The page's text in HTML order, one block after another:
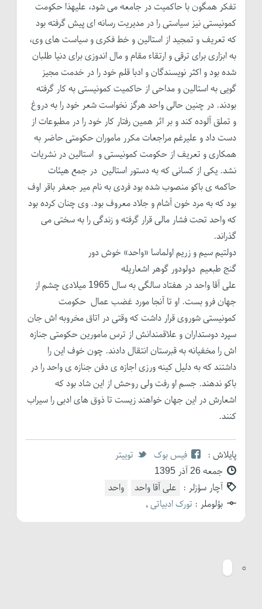
تفکر همگون با حاکمیت در جامعه می شود، علیهذا حکومت
کمونیستی نیز سیاستی را در مدیریت رسانه ای پیش گرفته بود
که تعریف و تمجید از استالین و خط فکری و سیاست های وی،
به ابزاری برای ترقی و ارتقاء مقام و مال اندوزی برای دنیا طلبان
شده بود و اکثر نویسندگان و ادبا قلم خود را در خدمت مجیز
گویی به استالین و مداحی از حاکمیت کمونیستی به کار گرفته
بودند. در چنین حالی واحد هرگز نخواست شعر خود را به دروغ
و تملق آلوده کند و بر اثر همین رفتار کار خود را در مطبوعات از
دست داد و علیرغم مراجعات مکرر ماموران حکومتی حاضر به
همکاری و تعریف از حکومت کمونیستی و استالین در نشریات
نشد. یکی از کسانی که به دستور استالین در جمع هیئات
حاکمه ی باکو منصوب شده بود فردی به نام میر جعفر باقر اوف
بود که به مرد خون آشام و جلاد معروف بود. وی چنان کرده بود
که واحد تحت فشار مالی قرار گرفته و زندگی را به سختی می
گذراند.
دولتیم سیم و زریم اولماسا «واحد» خوش دور
گنج طبعیم دولودور گوهر اشعاریله
علی آقا واحد در هفتاد سالگی به سال 1965 میلادی چشم از
جهان فرو بست. او تا آنجا مورد غضب عمال حکومت
کمونیستی شوروی قرار داشت که وقتی در اتاق مخروبه اش جان
سپرد دوستداران و علاقمندانش از ترس مامورین حکومتی جنازه
اش را مخفیانه به قبرستان انتقال دادند. چون خوف این را
داشتند که به دلیل کینه ورزی اجازه ی دفن جنازه ی واحد را در
باکو ندهند. جسم او رفت ولی روحش از این شاد بود که
اشعارش در این جهان خواهند زیست تا ذوق های ادبی را سیراب
کنند.
پایلاش : فیس بوک
توییتر
جمعه 26 آذر 1395
آچار سؤزلر : علی آقا واحد
واحد
بؤلوملر : تورک ادبیاتی ,